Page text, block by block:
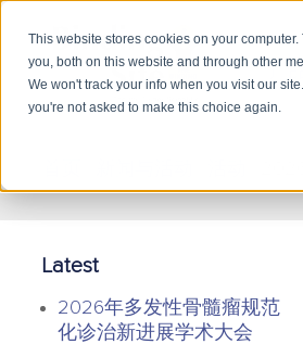
This website stores cookies on your
you, both on this website and through other
We won't track your info when you visit our
you're not asked to make this choice again.
产
Latest
2026年多发性骨髓瘤规范
化诊治新进展学术大会